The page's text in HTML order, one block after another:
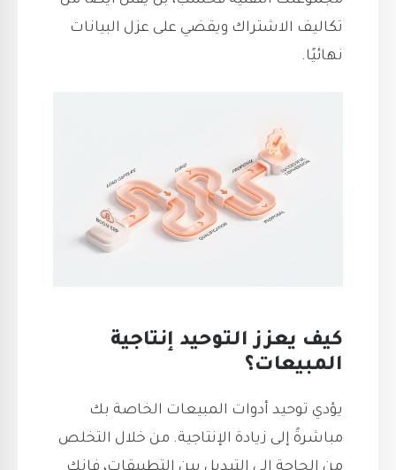
تكاليف الاشتراك ويقضي على عزل البيانات
نهائيًا.
كيف يعزز التوحيد إنتاجية
المبيعات؟
يؤدي توحيد أدوات المبيعات الخاصة بك
مباشرةً إلى زيادة الإنتاجية. من خلال التخلص